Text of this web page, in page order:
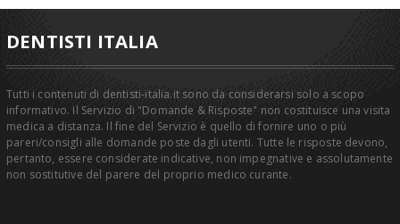
DENTISTI ITALIA
Tutti i contenuti di dentisti-italia.it sono da considerarsi solo a scopo
informativo. Il Servizio di "Domande & Risposte" non costituisce una visita
medica a distanza. Il fine del Servizio è quello di fornire uno o più
pareri/consigli alle domande poste dagli utenti. Tutte le risposte devono,
pertanto, essere considerate indicative, non impegnative e assolutamente
non sostitutive del parere del proprio medico curante.